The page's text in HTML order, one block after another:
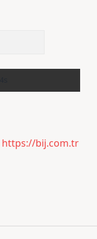
https://bij.com.tr